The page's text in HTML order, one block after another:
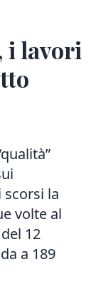
i lavori
la
volte al
12
a 189